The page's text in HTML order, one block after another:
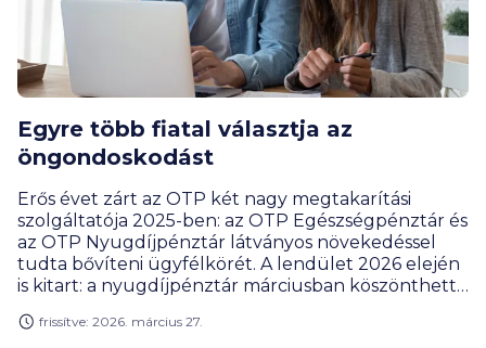
Egyre több fiatal választja az
öngondoskodást
Erős évet zárt az OTP két nagy megtakarítási
szolgáltatója 2025-ben: az OTP Egészségpénztár és
az OTP Nyugdíjpénztár látványos növekedéssel
tudta bővíteni ügyfélkörét. A lendület 2026 elején
is kitart: a nyugdíjpénztár márciusban köszönthette
pedig meghaladta a 452 000 főt.
frissítve: 2026. március 27.